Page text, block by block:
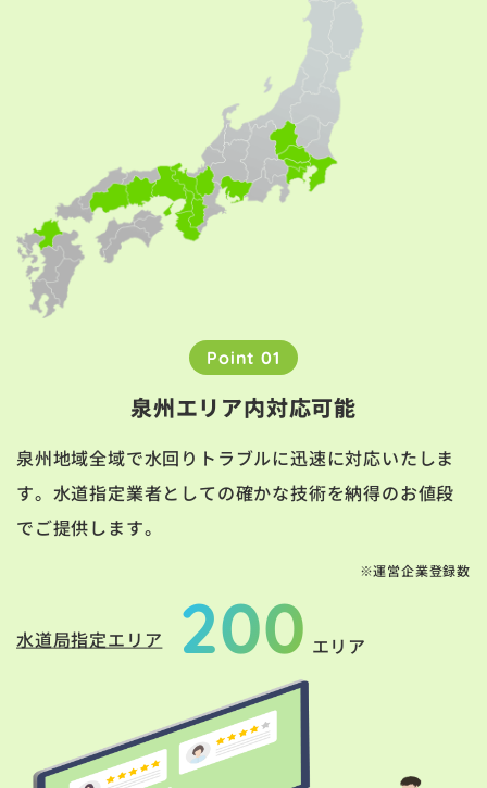
Point 01
泉州エリア内対応可能
泉州地域全域で水回りトラブルに迅速に対応いたしま
す。水道指定業者としての確かな技術を納得のお値段
でご提供します。
※運営企業登録数
水道局指定エリア 200 エリア